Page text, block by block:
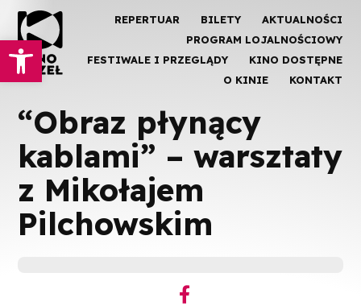
Otwórz pasek narzędzi
REPERTUAR BILETY
AKTUALNOŚCI
PROGRAM LOJALNOŚCIOWY
FESTIWALE I PRZEGLĄDY
KINO DOSTĘPNE
O KINIE
KONTAKT
“Obraz płynący
kablami” – warsztaty
z Mikołajem
Pilchowskim
︁